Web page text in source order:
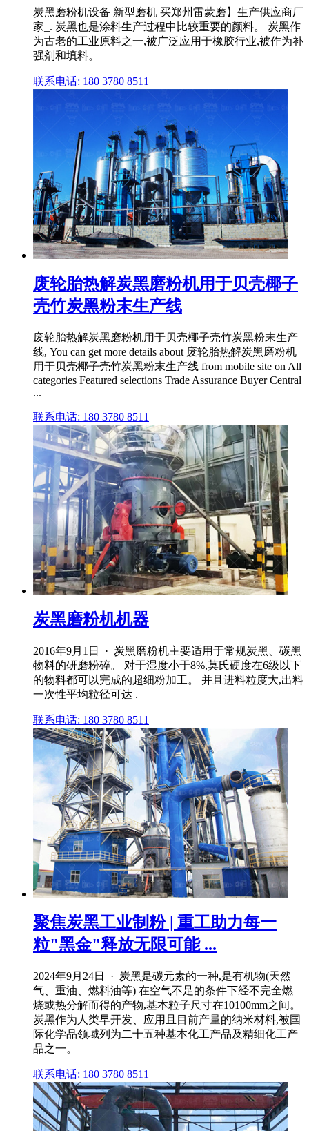
炭黑磨粉机设备 新型磨机 买郑州雷蒙磨】生产供应商厂
家_. 炭黑也是涂料生产过程中比较重要的颜料。 炭黑作
为古老的工业原料之一,被广泛应用于橡胶行业,被作为补
强剂和填料。
联系电话: 180 3780 8511
废轮胎热解炭黑磨粉机用于贝壳椰子
壳竹炭黑粉末生产线
废轮胎热解炭黑磨粉机用于贝壳椰子壳竹炭黑粉末生产
线, You can get more details about 废轮胎热解炭黑磨粉机
用于贝壳椰子壳竹炭黑粉末生产线 from mobile site on All
categories Featured selections Trade Assurance Buyer Central
...
联系电话: 180 3780 8511
炭黑磨粉机机器
2016年9月1日 · 炭黑磨粉机主要适用于常规炭黑、碳黑
物料的研磨粉碎。 对于湿度小于8%,莫氏硬度在6级以下
的物料都可以完成的超细粉加工。 并且进料粒度大,出料
一次性平均粒径可达 .
联系电话: 180 3780 8511
聚焦炭黑工业制粉 | 重工助力每一
粒"黑金"释放无限可能 ...
2024年9月24日 · 炭黑是碳元素的一种,是有机物(天然
气、重油、燃料油等) 在空气不足的条件下经不完全燃
烧或热分解而得的产物,基本粒子尺寸在10100mm之间。
炭黑作为人类早开发、应用且目前产量的纳米材料,被国
际化学品领域列为二十五种基本化工产品及精细化工产
品之一。
联系电话: 180 3780 8511